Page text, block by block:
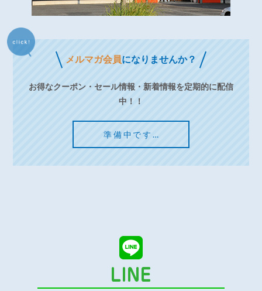
メルマガ会員になりませんか？
お得なクーポン・セール情報・新着情報を定期的に配信
中！！
準備中です…